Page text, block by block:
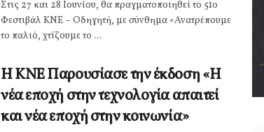
Στις 27 και 28 Ιουνίου, θα πραγματοποιηθεί το 51ο
Φεστιβάλ ΚΝΕ – Οδηγητή, με σύνθημα «Ανατρέπουμε
το παλιό, χτίζουμε το ...
Η ΚΝΕ Παρουσίασε την έκδοση «Η
νέα εποχή στην τεχνολογία απαιτεί
και νέα εποχή στην κοινωνία»